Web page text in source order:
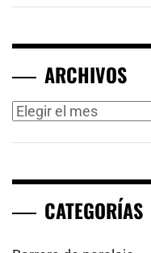
ARCHIVOS
Archivos
CATEGORÍAS